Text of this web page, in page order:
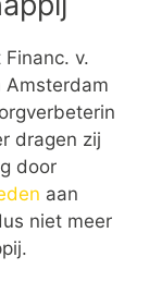
v.
Amsterdam
dragen zij
door
aan
niet meer